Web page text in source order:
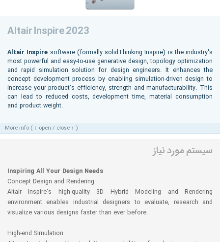
Altair Inspire 2023
Altair Inspire software (formally solidThinking Inspire) is the industry's
most powerful and easy-to-use generative design, topology optimization
and rapid simulation solution for design engineers. It enhances the
concept development process by enabling simulation-driven design to
increase your product’s efficiency, strength and manufacturability. This
can lead to reduced costs, development time, material consumption
and product weight.
More info ( ↓ open / close ↑ )
سیستم مورد نیاز
Inspiring All Your Design Needs
Concept Design and Rendering
Altair Inspire's high-quality 3D Hybrid Modeling and Rendering
environment enables industrial designers to evaluate, research and
visualize various designs faster than ever before.
High-end Simulation